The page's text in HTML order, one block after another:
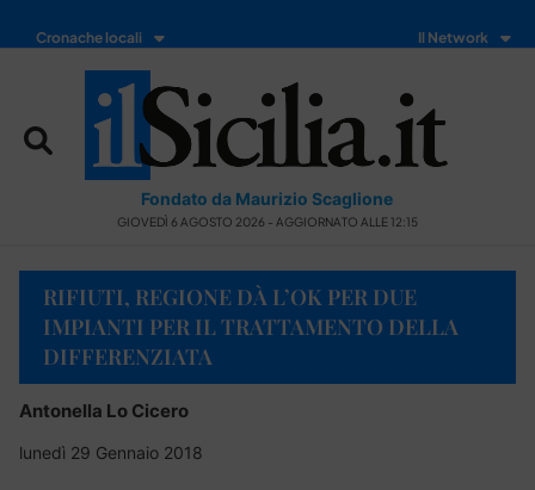
Cronache locali Il Network
Fondato da Maurizio Scaglione
GIOVEDÌ 6 AGOSTO 2026 - AGGIORNATO ALLE 12:15
RIFIUTI, REGIONE DÀ L’OK PER DUE
IMPIANTI PER IL TRATTAMENTO DELLA
DIFFERENZIATA
Antonella Lo Cicero
lunedì 29 Gennaio 2018